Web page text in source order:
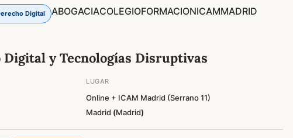
Digital ABOGACIACOLEGIOFORMACIONICAMMADRID
y Tecnologías Disruptivas
LUGAR
Online + ICAM Madrid (Serrano 11)
Madrid (Madrid)